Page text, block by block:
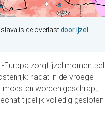
is de overlastdoor ijzel
Europa zorgt ijzel momenteel
nadat in de vroege
worden geschrapt,
tijdelijk volledig gesloten